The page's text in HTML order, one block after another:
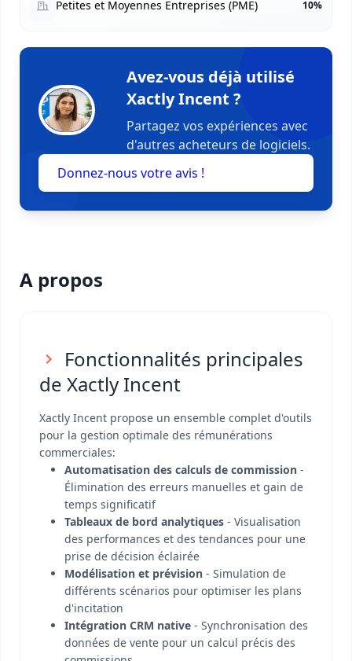
Petites et Moyennes Entreprises (PME) 10%
Avez-vous déjà utilisé
Xactly Incent ?
Partagez vos expériences avec
d'autres acheteurs de logiciels.
Donnez-nous votre avis !
A propos
Fonctionnalités principales
de Xactly Incent
Xactly Incent propose un ensemble complet d'outils
pour la gestion optimale des rémunérations
commerciales:
Automatisation des calculs de commission -
Élimination des erreurs manuelles et gain de
temps significatif
Tableaux de bord analytiques - Visualisation
des performances et des tendances pour une
prise de décision éclairée
Modélisation et prévision - Simulation de
différents scénarios pour optimiser les plans
d'incitation
Intégration CRM native - Synchronisation des
données de vente pour un calcul précis des